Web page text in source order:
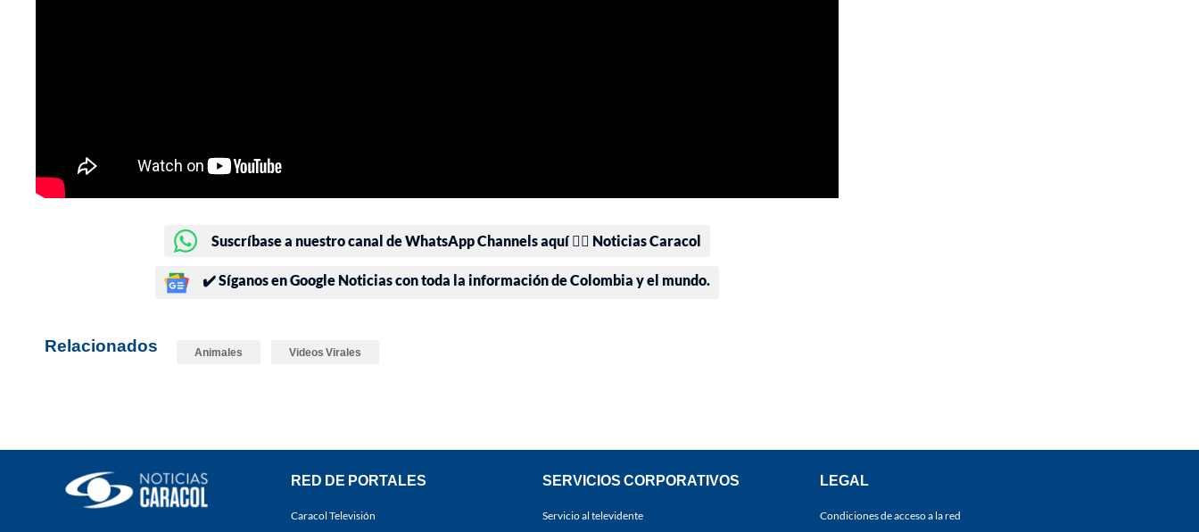
Suscríbase a nuestro canal de WhatsApp Channels aquí 👉🏻 Noticias Caracol
✔️ Síganos en Google Noticias con toda la información de Colombia y el mundo.
Relacionados Animales Videos Virales
RED DE PORTALES
Caracol Televisión
SERVICIOS CORPORATIVOS
Servicio al televidente
LEGAL
Condiciones de acceso a la red